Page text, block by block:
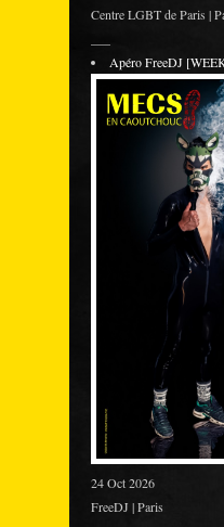
Centre LGBT de Paris |
Apéro FreeDJ
24 Oct 2026
FreeDJ | Paris